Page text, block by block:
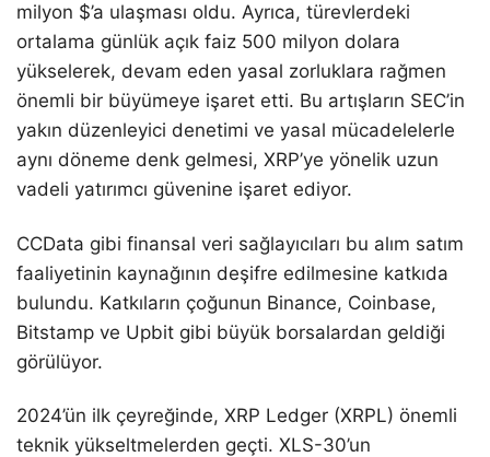
milyon $’a ulaşması oldu. Ayrıca, türevlerdeki
ortalama günlük açık faiz 500 milyon dolara
yükselerek, devam eden yasal zorluklara rağmen
önemli bir büyümeye işaret etti. Bu artışların SEC’in
yakın düzenleyici denetimi ve yasal mücadelelerle
aynı döneme denk gelmesi, XRP’ye yönelik uzun
vadeli yatırımcı güvenine işaret ediyor.
CCData gibi finansal veri sağlayıcıları bu alım satım
faaliyetinin kaynağının deşifre edilmesine katkıda
bulundu. Katkıların çoğunun Binance, Coinbase,
Bitstamp ve Upbit gibi büyük borsalardan geldiği
görülüyor.
2024’ün ilk çeyreğinde, XRP Ledger (XRPL) önemli
teknik yükseltmelerden geçti. XLS-30’un